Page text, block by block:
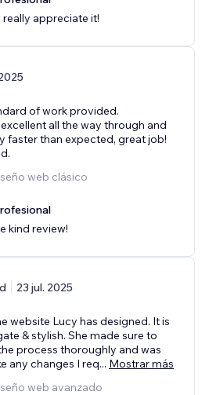
really appreciate it!
of work provided.
all the way through and
faster than expected, great job!
web clásico
kind review!
23 jul. 2025
website Lucy has designed. It is
& stylish. She made sure to
process thoroughly and was
any changes I req... Mostrar más
web avanzado